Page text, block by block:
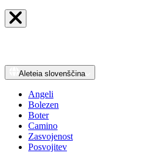
Aleteia slovenščina
Angeli
Bolezen
Boter
Camino
Zasvojenost
Posvojitev